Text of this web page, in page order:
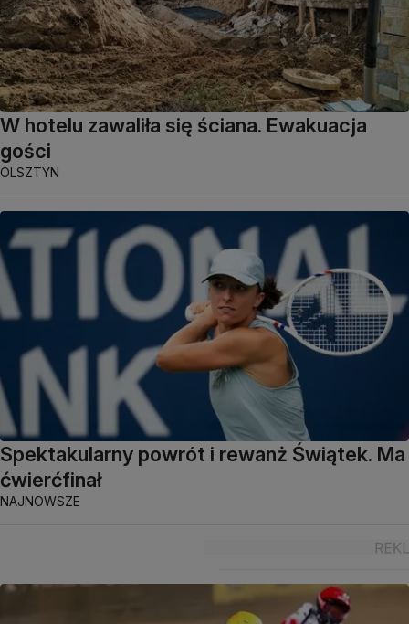
W hotelu zawaliła się ściana. Ewakuacja
gości
OLSZTYN
Spektakularny powrót i rewanż Świątek. Ma
ćwierćfinał
NAJNOWSZE